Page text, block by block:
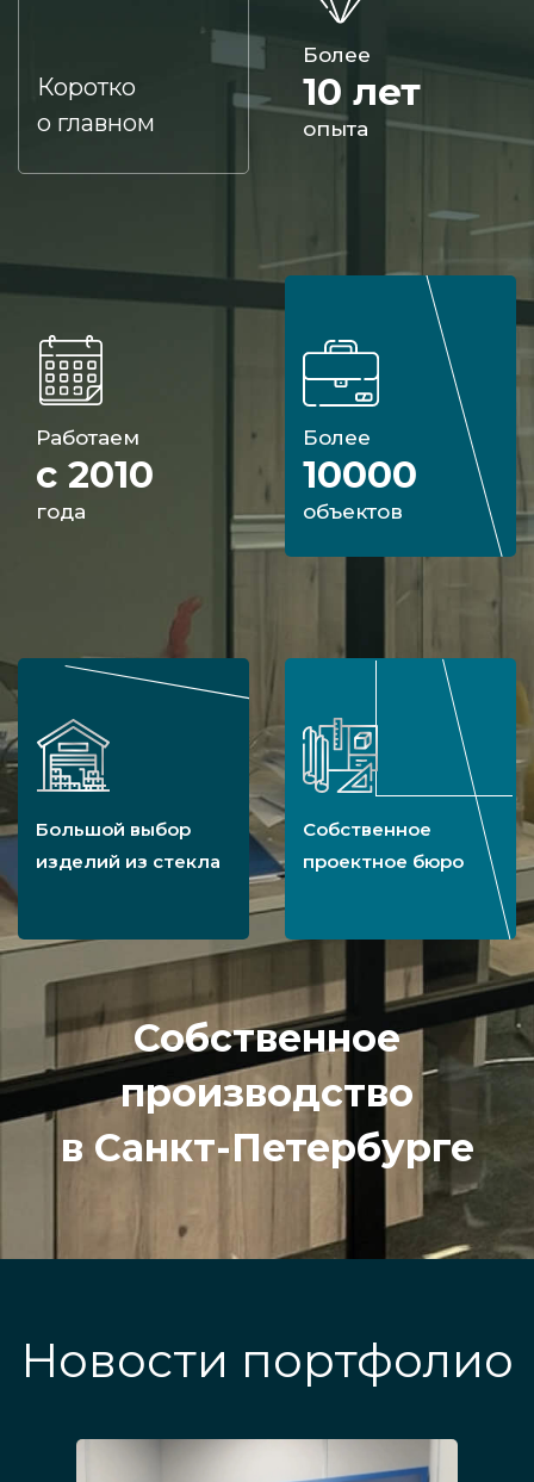
Коротко
о главном
Более
10 лет
опыта
Работаем
с 2010
года
Более
10000
объектов
Большой выбор
изделий из стекла
Собственное
проектное бюро
Собственное
производство
в Санкт-Петербурге
Новости портфолио